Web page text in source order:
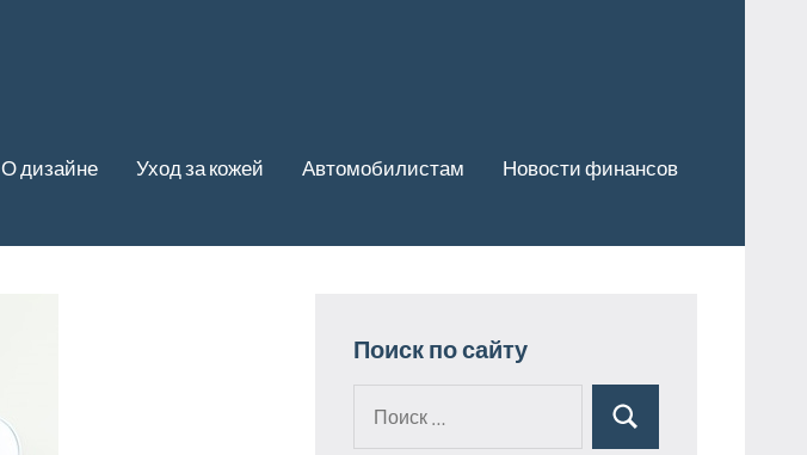
О дизайне Уход за кожей Автомобилистам Новости финансов
Поиск по сайту
Поиск